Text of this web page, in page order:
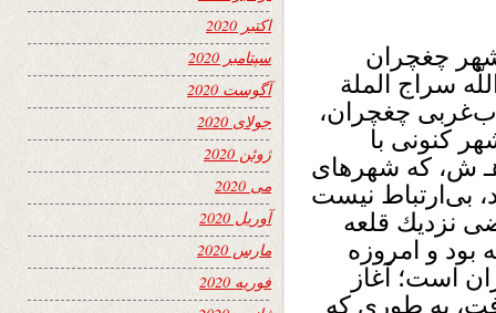
چغچران
سراج الملة
چغچران،
كنونى با
راه ماشین‌ رو هندوكش در ۱۳۱۲ هـ ش، كه شهرهاى
بی‌ارتباط نیست
در اراضى نزدیك قلعه
بود و امروزه
است؛ آغاز
به‌ طورى كه
اکتبر 2020
سپتامبر 2020
آگوست 2020
جولای 2020
ژوئن 2020
می 2020
آوریل 2020
مارس 2020
فوریه 2020